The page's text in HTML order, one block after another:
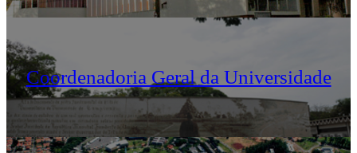
Coordenadoria Geral da Universidade